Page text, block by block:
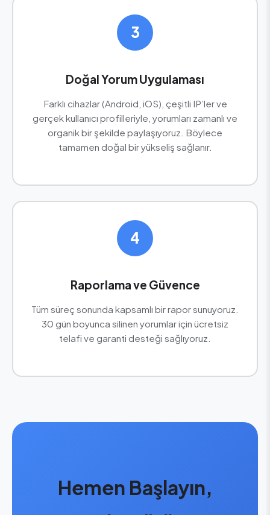
3
Doğal Yorum Uygulaması
Farklı cihazlar (Android, iOS), çeşitli IP’ler ve
gerçek kullanıcı profilleriyle, yorumları zamanlı ve
organik bir şekilde paylaşıyoruz. Böylece
tamamen doğal bir yükseliş sağlanır.
4
Raporlama ve Güvence
Tüm süreç sonunda kapsamlı bir rapor sunuyoruz.
30 gün boyunca silinen yorumlar için ücretsiz
telafi ve garanti desteği sağlıyoruz.
Hemen Başlayın,